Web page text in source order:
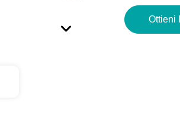
Ottieni